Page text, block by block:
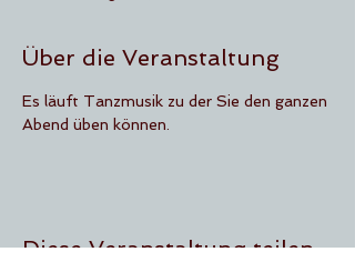
Über die Veranstaltung
Es läuft Tanzmusik zu der Sie den ganzen
Abend üben können.
Diese Veranstaltung teilen